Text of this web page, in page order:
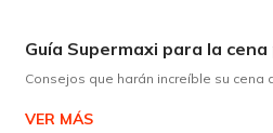
Consejos que harán increíble su cena
VER MÁS